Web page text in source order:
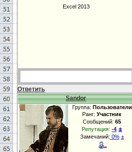
Excel 2013
Ответить
Sandor
Группа: Пользователи
Ранг: Участник
Сообщений: 65
Репутация: -4 ±
Замечаний: 0% ±